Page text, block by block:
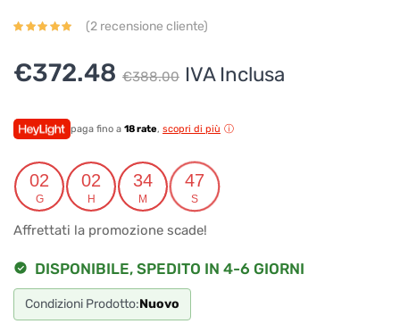
(2 recensione cliente)
€388.00 Il
originale
era:
€388.00.
€372.48
Il
attuale
è:
€372.48.
IVA Inclusa
paga fino a 18 rate, scopri di più
02
G
02
H
34
M
47
S
Affrettati la promozione scade!
DISPONIBILE, SPEDITO IN 4-6 GIORNI
Condizioni Prodotto:Nuovo
Ciao, Come posso aiutarti?
prodotti.
Per ottenere dettagli su un determinato prodotto